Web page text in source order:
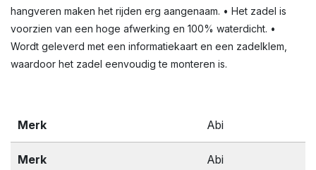
hangveren maken het rijden erg aangenaam. • Het zadel is
voorzien van een hoge afwerking en 100% waterdicht. •
Wordt geleverd met een informatiekaart en een zadelklem,
waardoor het zadel eenvoudig te monteren is.
Merk Abi
Merk Abi